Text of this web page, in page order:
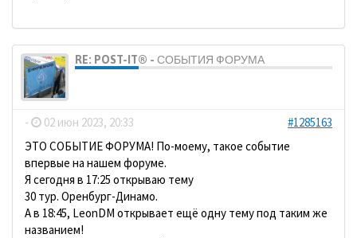
RE: POST-IT® - СОБЫТИЯ ФОРУМА
- 02 июн 2023, 20:33
#1285163
ЭТО СОБЫТИЕ ФОРУМА! По-моему, такое событие
впервые на нашем форуме.
Я сегодня в 17:25 открываю тему
30 тур. Оренбург-Динамо.
А в 18:45, LeonDM открывает ещё одну тему под таким же
названием!